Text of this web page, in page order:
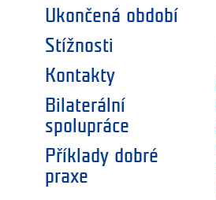
Ukončená období
Stížnosti
Kontakty
Bilaterální
spolupráce
Příklady dobré
praxe